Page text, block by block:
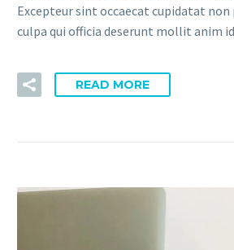
Excepteur sint occaecat cupidatat
culpa qui officia deserunt mollit anim
READ MORE